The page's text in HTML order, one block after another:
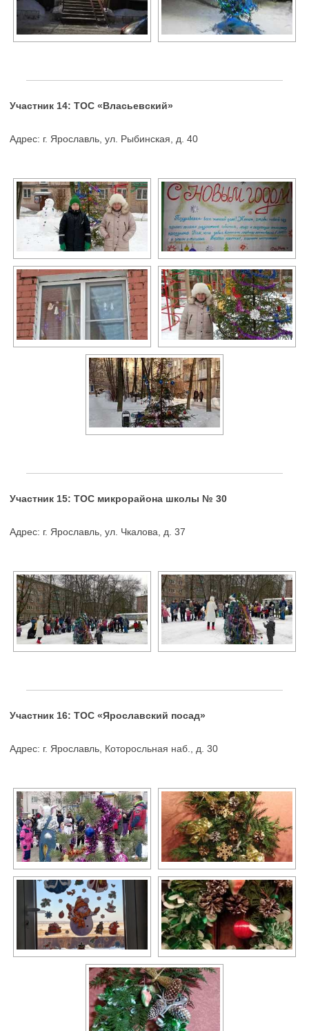
Участник 14: ТОС «Власьевский»
Адрес: г. Ярославль, ул. Рыбинская, д. 40
Участник 15: ТОС микрорайона школы № 30
Адрес: г. Ярославль, ул. Чкалова, д. 37
Участник 16: ТОС «Ярославский посад»
Адрес: г. Ярославль, Которосльная наб., д. 30